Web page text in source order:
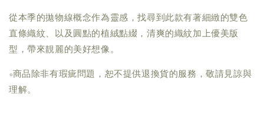
從本季的拋物線概念作為靈感，找尋到此款有著細緻的雙色
直條織紋、以及圓點的植絨點綴，清爽的織紋加上優美版
型，帶來靚麗的美好想像。
▫商品除非有瑕疵問題，恕不提供退換貨的服務，敬請見諒與
理解。